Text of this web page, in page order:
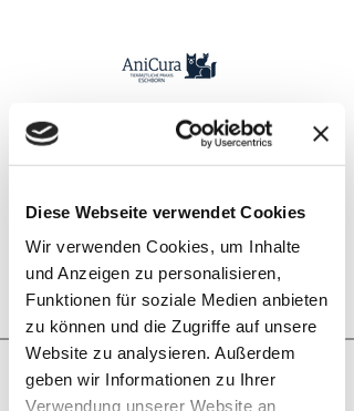
Diese Webseite verwendet Cookies
Wir verwenden Cookies, um Inhalte
und Anzeigen zu personalisieren,
Funktionen für soziale Medien anbieten
zu können und die Zugriffe auf unsere
Website zu analysieren. Außerdem
geben wir Informationen zu Ihrer
Verwendung unserer Website an
August
09.08.2026
06196-484801
https://www.anicura.de/standorte/es
chborn/